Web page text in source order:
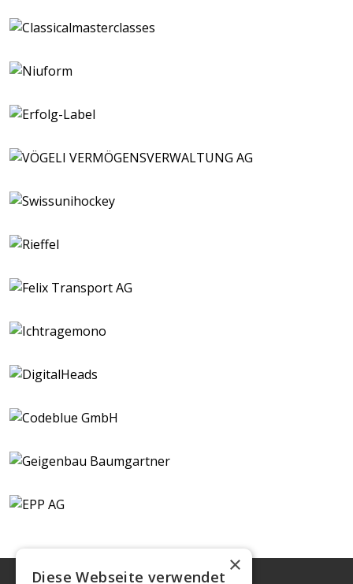
×
Diese Webseite verwendet